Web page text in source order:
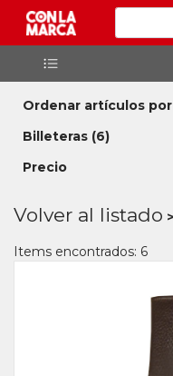
Ordenar artículos por
Billeteras (6)
Precio
Volver al listado
Items encontrados: 6